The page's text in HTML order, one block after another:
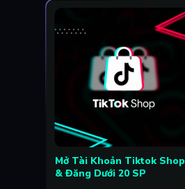
Mở Tài Khoản Tiktok Shop
& Đăng Dưới 20 SP